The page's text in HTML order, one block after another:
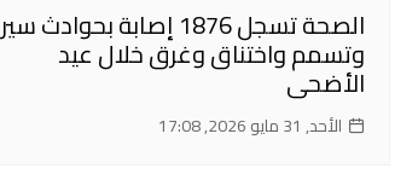
الصحة تسجل 1876 إصابة بحوادث سير
وتسمم واختناق وغرق خلال عيد
الأضحى
الأحد, 31 مايو 2026, 17:08